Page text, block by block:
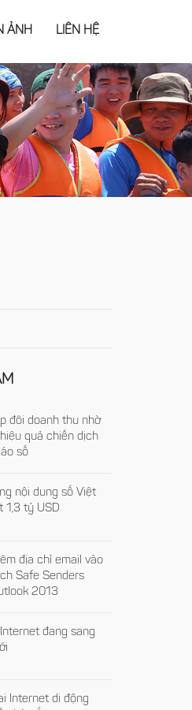
ẢNH LIÊN HỆ
đôi doanh thu nhờ
quả chiến dịch
số
nội dung số Việt
1,3 tỷ USD
địa chỉ email vào
Safe Senders
2013
đang sang
Internet di động